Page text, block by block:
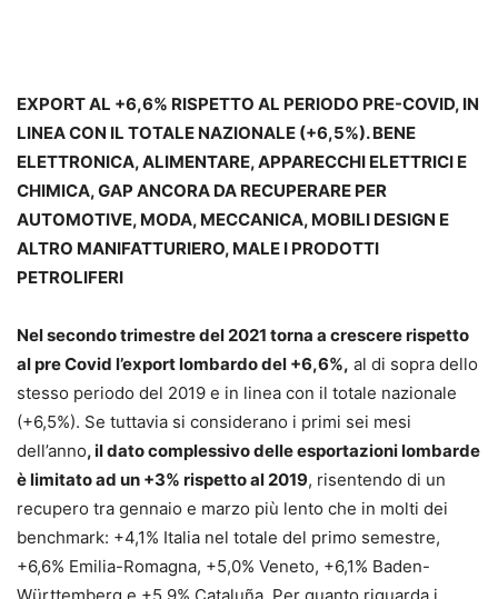
EXPORT AL +6,6% RISPETTO AL PERIODO PRE-COVID, IN
LINEA CON IL TOTALE NAZIONALE (+6,5%). BENE
ELETTRONICA, ALIMENTARE, APPARECCHI ELETTRICI E
CHIMICA, GAP ANCORA DA RECUPERARE PER
AUTOMOTIVE, MODA, MECCANICA, MOBILI DESIGN E
ALTRO MANIFATTURIERO, MALE I PRODOTTI
PETROLIFERI
Nel secondo trimestre del 2021 torna a crescere rispetto
al pre Covid l’export lombardo del +6,6%, al di sopra dello
stesso periodo del 2019 e in linea con il totale nazionale
(+6,5%). Se tuttavia si considerano i primi sei mesi
dell’anno, il dato complessivo delle esportazioni lombarde
è limitato ad un +3% rispetto al 2019, risentendo di un
recupero tra gennaio e marzo più lento che in molti dei
benchmark: +4,1% Italia nel totale del primo semestre,
+6,6% Emilia-Romagna, +5,0% Veneto, +6,1% Baden-